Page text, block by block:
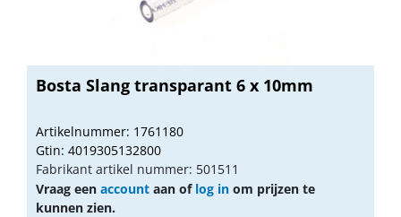
Bosta Slang transparant 6 x 10mm
Artikelnummer: 1761180
Gtin: 4019305132800
Fabrikant artikel nummer: 501511
Vraag een account aan of log in om prijzen te
kunnen zien.